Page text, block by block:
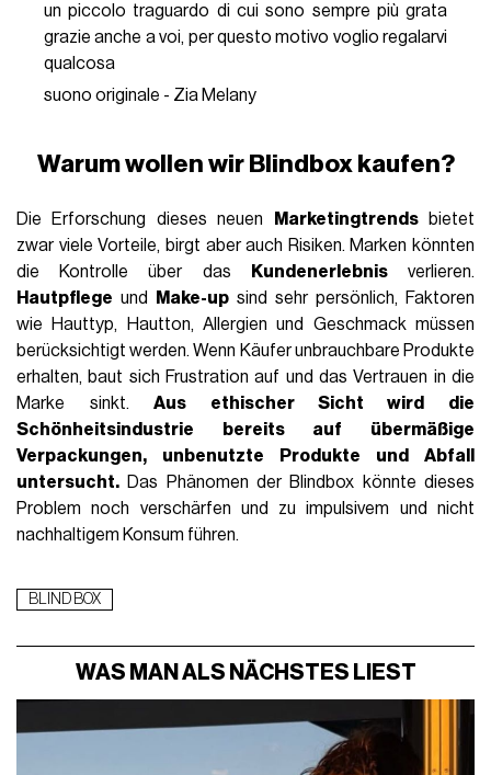
un piccolo traguardo di cui sono sempre più grata
grazie anche a voi, per questo motivo voglio regalarvi
qualcosa
suono originale - Zia Melany
Warum wollen wir Blindbox kaufen?
Die Erforschung dieses neuen Marketingtrendsbietet
zwar viele Vorteile, birgt aber auch Risiken. Marken könnten
die Kontrolle über das
Kundenerlebnisverlieren.
Hautpflege und Make-up sind sehr persönlich, Faktoren
wie Hauttyp, Hautton, Allergien und Geschmack müssen
berücksichtigt werden. Wenn Käufer unbrauchbare Produkte
erhalten, baut sich Frustration auf und das Vertrauen in die
Marke sinkt.Aus ethischer Sicht wird die
Schönheitsindustrie bereits auf übermäßige
Verpackungen, unbenutzte Produkte und Abfall
untersucht. Das Phänomen der Blindbox könnte dieses
Problem noch verschärfen und zu impulsivem und nicht
nachhaltigem Konsum führen.
BLIND BOX
WAS MAN ALS NÄCHSTES LIEST